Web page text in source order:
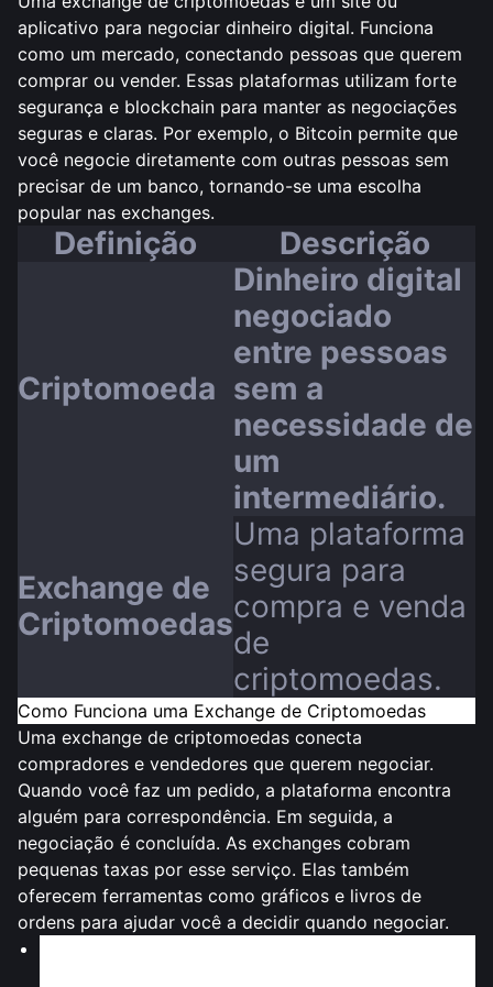
aplicativo para negociar dinheiro digital. Funciona
como um mercado, conectando pessoas que querem
comprar ou vender. Essas plataformas utilizam forte
segurança e blockchain para manter as negociações
seguras e claras. Por exemplo, o Bitcoin permite que
você negocie diretamente com outras pessoas sem
precisar de um banco, tornando-se uma escolha
popular nas exchanges.
Definição Descrição
Criptomoeda
Dinheiro digital
negociado
entre pessoas
sem a
necessidade de
um
intermediário.
Exchange de
Criptomoedas
Uma plataforma
segura para
compra e venda
de
criptomoedas.
Como Funciona uma Exchange de Criptomoedas
Uma exchange de criptomoedas conecta
compradores e vendedores que querem negociar.
Quando você faz um pedido, a plataforma encontra
alguém para correspondência. Em seguida, a
negociação é concluída. As exchanges cobram
pequenas taxas por esse serviço. Elas também
oferecem ferramentas como gráficos e livros de
ordens para ajudar você a decidir quando negociar.